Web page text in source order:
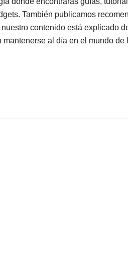
También publicamos
contenido está explicado
al día en el mundo de